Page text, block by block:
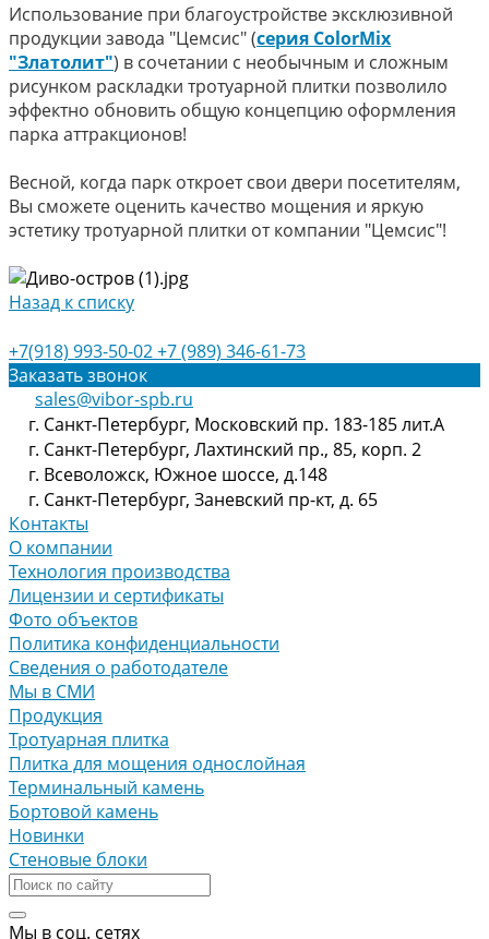
Использование при благоустройстве эксклюзивной
продукции завода "Цемсис" (серия ColorMix
"Златолит") в сочетании с необычным и сложным
рисунком раскладки тротуарной плитки позволило
эффектно обновить общую концепцию оформления
парка аттракционов!
Весной, когда парк откроет свои двери посетителям,
Вы сможете оценить качество мощения и яркую
эстетику тротуарной плитки от компании "Цемсис"!
Назад к списку
+7(918) 993-50-02+7 (989) 346-61-73
Заказать звонок
sales@vibor-spb.ru
г. Санкт-Петербург, Московский пр. 183-185 лит.А
г. Санкт-Петербург, Лахтинский пр., 85, корп. 2
г. Всеволожск, Южное шоссе, д.148
г. Санкт-Петербург, Заневский пр-кт, д. 65
Контакты
О компании
Технология производства
Лицензии и сертификаты
Фото объектов
Политика конфиденциальности
Сведения о работодателе
Мы в СМИ
Продукция
Тротуарная плитка
Плитка для мощения однослойная
Терминальный камень
Бортовой камень
Новинки
Стеновые блоки
Мы в соц. сетях